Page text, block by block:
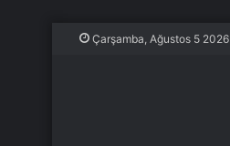
Çarşamba, Ağustos 5 2026